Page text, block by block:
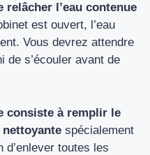
relâcher l’eau contenue
est ouvert, l’eau
Vous devrez attendre
de s’écouler avant de
consiste à remplir le
spécialement
toutes les